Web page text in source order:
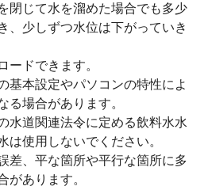
閉じて水を溜めた場合でも多少
、少しずつ水位は下がっていき
ードできます。
基本設定やパソコンの特性によ
る場合があります。
水道関連法令に定める飲料水水
は使用しないでください。
差、平な箇所や平行な箇所に多
があります。